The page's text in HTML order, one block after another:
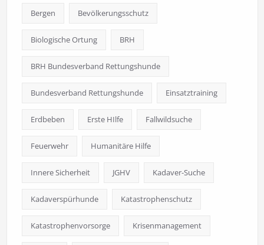
Bergen Bevölkerungsschutz
Biologische Ortung BRH
BRH Bundesverband Rettungshunde
Bundesverband Rettungshunde Einsatztraining
Erdbeben Erste HIlfe Fallwildsuche
Feuerwehr Humanitäre Hilfe
Innere Sicherheit JGHV Kadaver-Suche
Kadaverspürhunde Katastrophenschutz
Katastrophenvorsorge Krisenmanagement